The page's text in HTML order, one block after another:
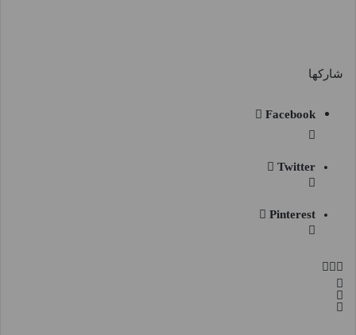
شاركها
Facebook
Twitter
Pinterest